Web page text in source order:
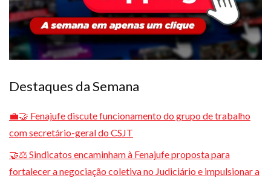
Destaques da Semana
💼🤝 Fenajufe discute funcionamento do grupo de trabalho
com secretário-geral do CSJT
🤝⚖️ Sindicatos encaminham à Fenajufe proposta para
fortalecer a negociação coletiva no Judiciário e impulsionar a
FacebookInstagramTwitter YoutubeTikTok Whatsapp